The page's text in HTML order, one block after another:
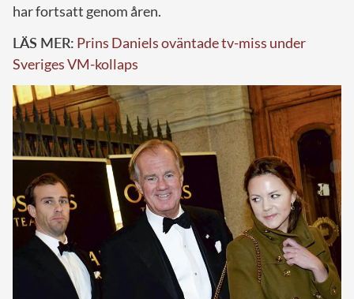
har fortsatt genom åren.
LÄS MER: Prins Daniels oväntade tv-miss under
Sveriges VM-kollaps